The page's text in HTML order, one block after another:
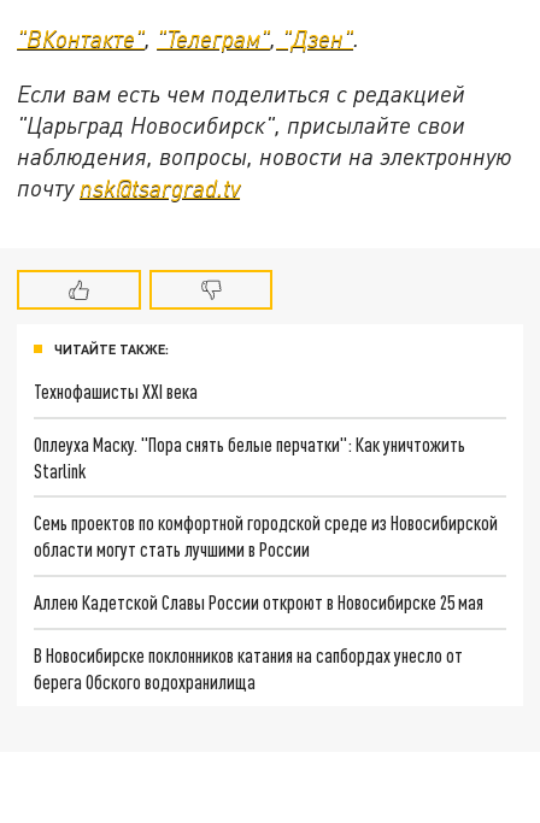
"ВКонтакте", "Телеграм", "Дзен".
Если вам есть чем поделиться с редакцией
"Царьград Новосибирск", присылайте свои
наблюдения, вопросы, новости на электронную
почту nsk@tsargrad.tv
ЧИТАЙТЕ ТАКЖЕ:
Технофашисты XXI века
Оплеуха Маску. "Пора снять белые перчатки": Как уничтожить
Starlink
Семь проектов по комфортной городской среде из Новосибирской
области могут стать лучшими в России
Аллею Кадетской Славы России откроют в Новосибирске 25 мая
В Новосибирске поклонников катания на сапбордах унесло от
берега Обского водохранилища